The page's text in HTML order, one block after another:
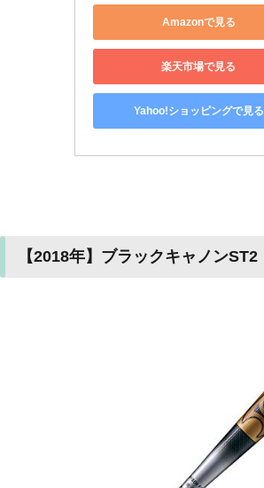
Amazonで見る
楽天市場で見る
Yahoo!ショッピングで見る
【2018年】ブラックキャノンST2